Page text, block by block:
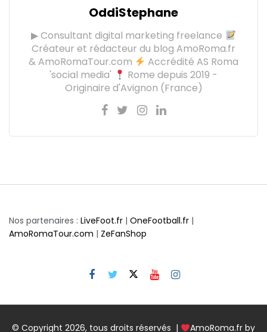
OddiStephane
▶ Consultant digital marketing freelance
Créateur et rédacteur du blog AmoRoma.fr
& AmoRomaTour.com
Accrédité AS Roma
'social media'
Rome depuis 2019 -
Originaire d'Avignon (France)
Nos partenaires : LiveFoot.fr | OneFootball.fr |
AmoRomaTour.com | ZeFanShop
© Copyright 2026, tous droits réservés |
AmoRoma.fr by